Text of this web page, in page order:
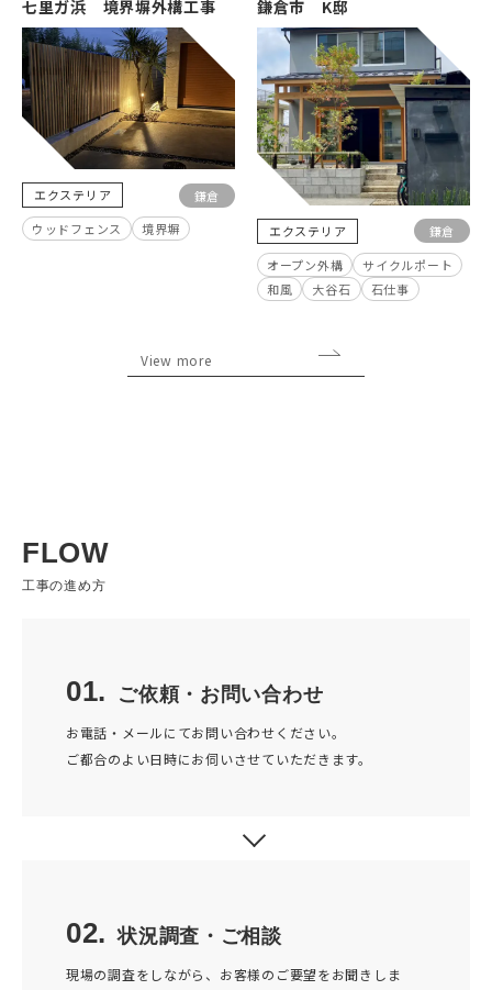
七里ガ浜 境界塀外構工事
エクステリア
鎌倉
ウッドフェンス
境界塀
鎌倉市 K邸
エクステリア
鎌倉
オープン外構
サイクルポート
和風
大谷石 石仕事
View more
FLOW
工事の進め方
01. ご依頼・お問い合わせ
お電話・メールにてお問い合わせください。
ご都合のよい日時にお伺いさせていただきます。
02. 状況調査・ご相談
現場の調査をしながら、お客様のご要望をお聞きしま